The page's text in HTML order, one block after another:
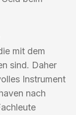
mit dem
sind. Daher
Instrument
nach